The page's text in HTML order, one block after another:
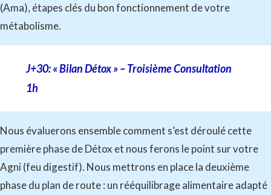
(Ama), étapes clés du bon fonctionnement de votre
métabolisme.
J+30: « Bilan Détox » – Troisième Consultation
1h
Nous évaluerons ensemble comment s’est déroulé cette
première phase de Détox et nous ferons le point sur votre
Agni (feu digestif). Nous mettrons en place la deuxième
phase du plan de route : un rééquilibrage alimentaire adapté